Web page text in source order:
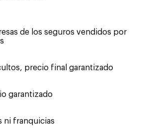
de los seguros vendidos por
precio final garantizado
garantizado
ni franquicias